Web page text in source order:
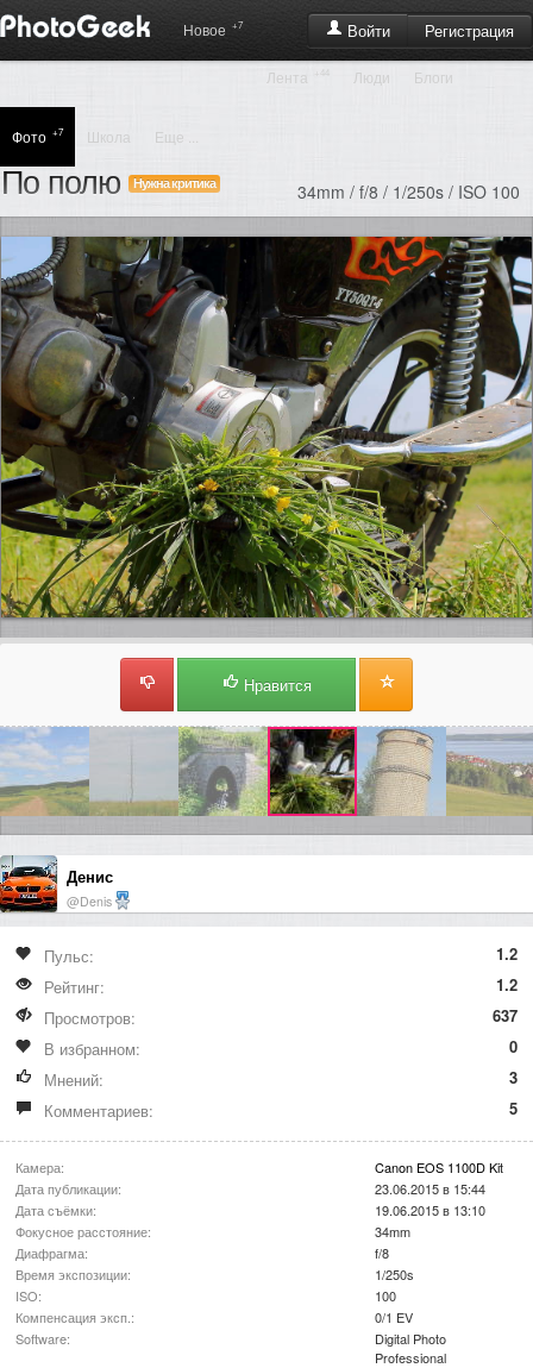
Войти Регистрация
Новое +7
Лента +44 Люди Блоги
Фото +7 Школа Еще ...
По полю Нужна критика 34mm / f/8 / 1/250s / ISO 100
Нравится
Денис
@Denis
Пульс:
1.2
Рейтинг:
1.2
Просмотров:
637
В избранном:
0
Мнений:
3
Комментариев:
5
Камера:
Canon EOS 1100D Kit
Дата публикации:
23.06.2015 в 15:44
Дата съёмки:
19.06.2015 в 13:10
Фокусное расстояние:
34mm
Диафрагма:
f/8
Время экспозиции:
1/250s
ISO:
100
Компенсация эксп.:
0/1 EV
Software:
Digital Photo
Professional